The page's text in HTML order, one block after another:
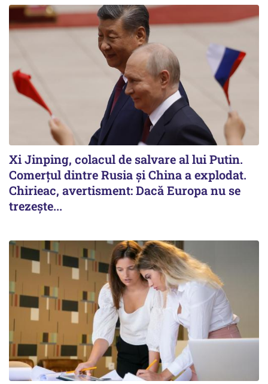
Xi Jinping, colacul de salvare al lui Putin.
Comerțul dintre Rusia și China a explodat.
Chirieac, avertisment: Dacă Europa nu se
trezește...